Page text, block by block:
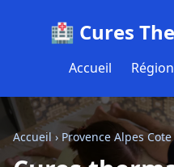
🏥 Cures
Accueil
Accueil› Provence Alpes